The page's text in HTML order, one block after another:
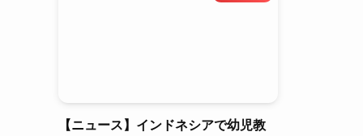
【ニュース】インドネシアで幼児教